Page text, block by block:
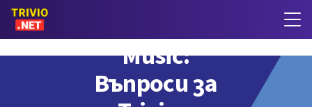
Music:
Въпроси за